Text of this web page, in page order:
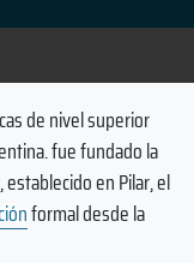
de nivel superior
fue fundado la
en Pilar, el
formal desde la